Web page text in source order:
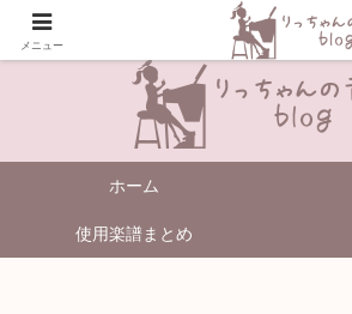
＼Enjoy Music!／
ホーム
使用楽譜まとめ
メニュー